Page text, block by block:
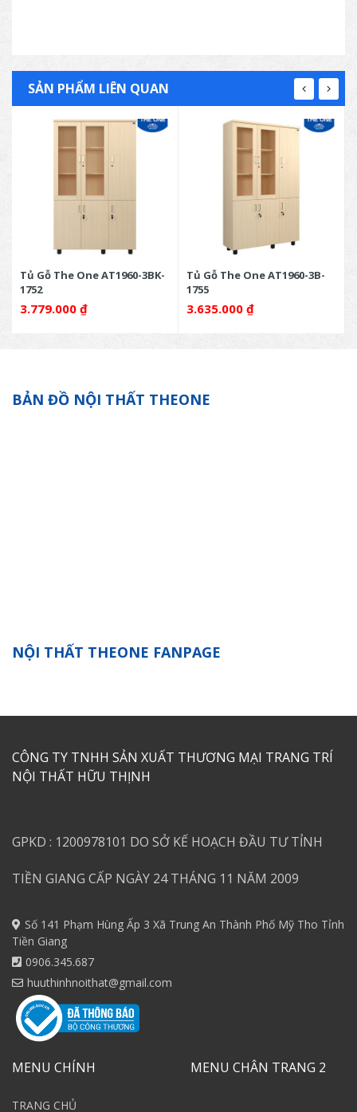
SẢN PHẨM LIÊN QUAN
Tủ Gỗ The One AT1960-3BK-
1752
3.779.000 ₫
Tủ Gỗ The One AT1960-3B-
1755
3.635.000 ₫
BẢN ĐỒ NỘI THẤT THEONE
NỘI THẤT THEONE FANPAGE
CÔNG TY TNHH SẢN XUẤT THƯƠNG MẠI TRANG TRÍ
NỘI THẤT HỮU THỊNH
GPKD : 1200978101 DO SỞ KẾ HOẠCH ĐẦU TƯ TỈNH
TIỀN GIANG CẤP NGÀY 24 THÁNG 11 NĂM 2009
Số 141 Phạm Hùng Ấp 3 Xã Trung An Thành Phố Mỹ Tho Tỉnh
Tiền Giang
0906.345.687
huuthinhnoithat@gmail.com
MENU CHÍNH
TRANG CHỦ
MENU CHÂN TRANG 2